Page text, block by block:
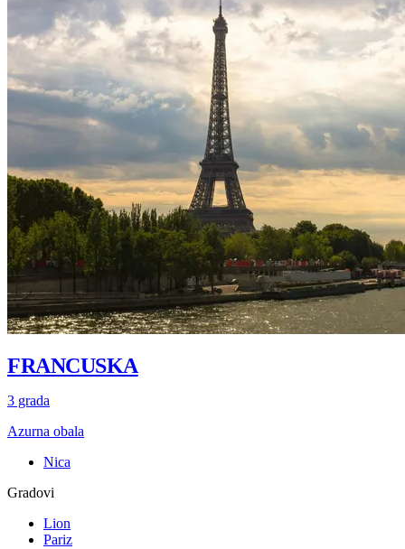
FRANCUSKA
3 grada
Azurna obala
Nica
Gradovi
Lion
Pariz